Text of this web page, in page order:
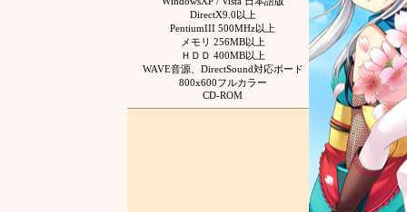
DirectX9.0以上
PentiumIII 500MHz以上
メモリ 256MB以上
ＨＤＤ 400MB以上
WAVE音源、DirectSound対応ボード
800x600フルカラー
CD-ROM